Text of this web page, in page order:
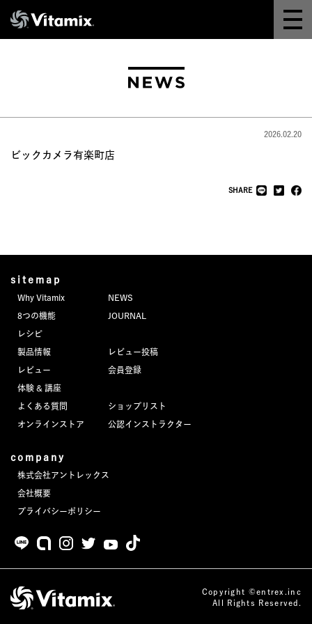
オンラインストア
JOURNAL
2026.02.20
ビックカメラ有楽町店
SHARE
sitemap
Why Vitamix
8つの機能
レシピ
製品情報
レビュー
体験 & 講座
よくある質問
オンラインストア
NEWS
JOURNAL
レビュー投稿
会員登録
ショップリスト
公認インストラクター
company
株式会社アントレックス
会社概要
プライバシーポリシー
Copyright ©entrex.inc
All Rights Reserved.